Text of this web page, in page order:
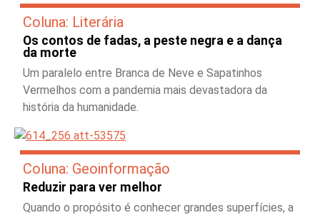
Coluna: Literária
Os contos de fadas, a peste negra e a dança
da morte
Um paralelo entre Branca de Neve e Sapatinhos
Vermelhos com a pandemia mais devastadora da
história da humanidade.
Coluna: Geoinformação
Reduzir para ver melhor
Quando o propósito é conhecer grandes superfícies, a